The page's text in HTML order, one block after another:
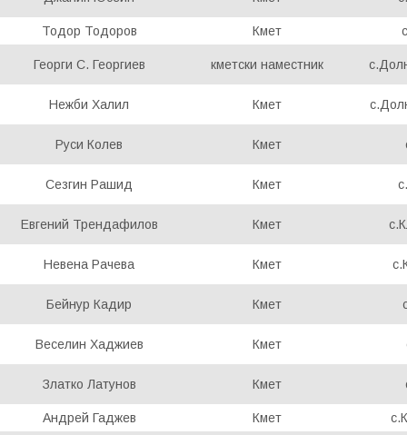
Тодор Тодоров Кмет
Георги С. Георгиев кметски наместник
Нежби Халил Кмет
Руси Колев Кмет
Сезгин Рашид Кмет
Евгений Трендафилов Кмет
Невена Рачева Кмет
Бейнур Кадир Кмет
Веселин Хаджиев Кмет
Златко Латунов Кмет
Андрей Гаджев Кмет